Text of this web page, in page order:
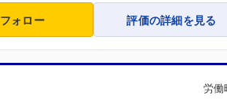
フォロー 評価の詳細を見る
労働